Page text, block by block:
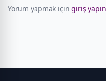
Yorum yapmak için giriş yapın